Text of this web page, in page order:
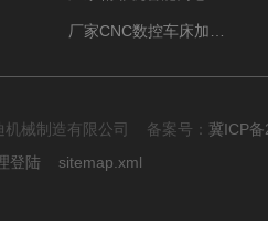
机械制造有限公司 备案号： 冀ICP
登陆 sitemap.xml